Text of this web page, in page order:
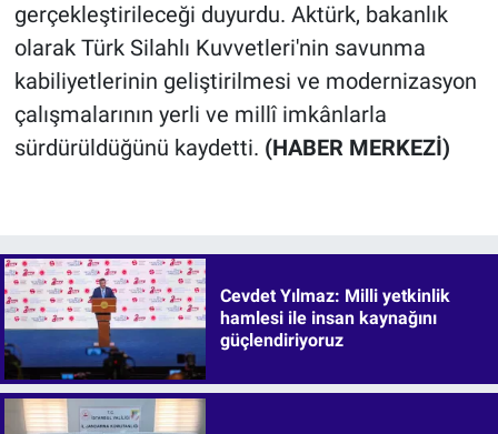
gerçekleştirileceği duyurdu. Aktürk, bakanlık
olarak Türk Silahlı Kuvvetleri'nin savunma
kabiliyetlerinin geliştirilmesi ve modernizasyon
çalışmalarının yerli ve millî imkânlarla
sürdürüldüğünü kaydetti. (HABER MERKEZİ)
Cevdet Yılmaz: Milli yetkinlik
hamlesi ile insan kaynağını
güçlendiriyoruz